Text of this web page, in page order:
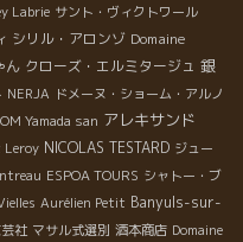
Labrie サント・ヴィクトワール
シリル・アロンゾ Domaine
ん クローズ・エルミタージュ 銀
NERJA ドメーヌ・ショーム・アルノ
Yamada san アレキサンド
Leroy NICOLAS TESTARD ジュー
ESPOA TOURS シャトー・ブ
Aurélien Petit Banyuls-sur-
社 マサル式選別 酒本商店 Domaine